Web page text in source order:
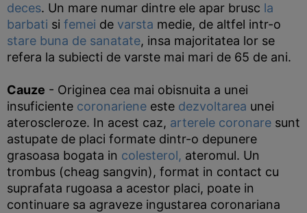
deces. Un mare numar dintre ele apar brusc la
barbati si femei de varsta medie, de altfel intr-o
stare buna de sanatate, insa majoritatea lor se
refera la subiecti de varste mai mari de 65 de ani.
Cauze - Originea cea mai obisnuita a unei
insuficiente coronariene este dezvoltarea unei
ateroscleroze. In acest caz, arterele coronare sunt
astupate de placi formate dintr-o depunere
grasoasa bogata in colesterol, ateromul. Un
trombus (cheag sangvin), format in contact cu
suprafata rugoasa a acestor placi, poate in
continuare sa agraveze ingustarea coronariana